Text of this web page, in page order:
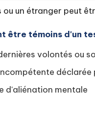
un étranger peut
être témoins d'un
volontés ou
déclarée
d'aliénation mentale